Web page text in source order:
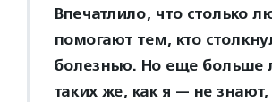
Впечатлило, что столько
помогают тем, кто
болезнью. Но еще
таких же, как я — не